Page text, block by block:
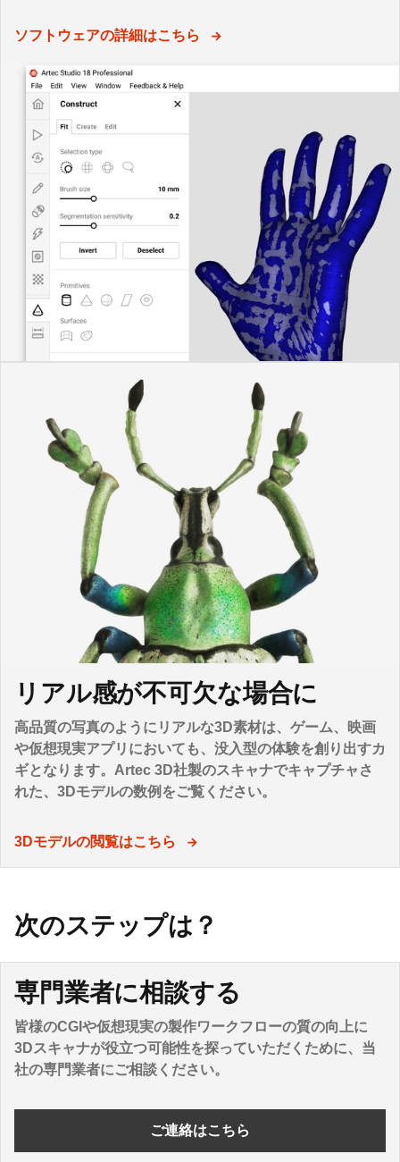
ソフトウェアの詳細はこちら
リアル感が不可欠な場合に
高品質の写真のようにリアルな3D素材は、ゲーム、映画
や仮想現実アプリにおいても、没入型の体験を創り出すカ
ギとなります。Artec 3D社製のスキャナでキャプチャさ
れた、3Dモデルの数例をご覧ください。
3Dモデルの閲覧はこちら
次のステップは？
専門業者に相談する
皆様のCGIや仮想現実の製作ワークフローの質の向上に
3Dスキャナが役立つ可能性を探っていただくために、当
社の専門業者にご相談ください。
ご連絡はこちら